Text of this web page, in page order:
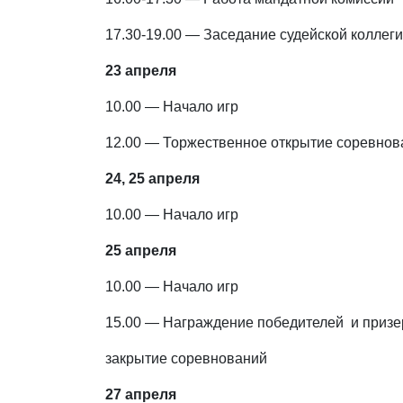
17.30-19.00 — Заседание судейской
23 апреля
10.00 — Начало игр
12.00 — Торжественное открытие
24, 25 апреля
10.00 — Начало игр
25 апреля
10.00 — Начало игр
15.00 — Награждение победителей и
закрытие соревнований
27 апреля